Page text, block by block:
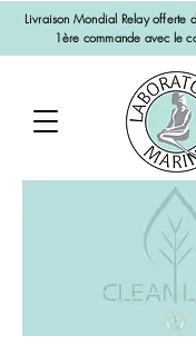
Livraison Mondial Relay offerte
1ère commande avec le